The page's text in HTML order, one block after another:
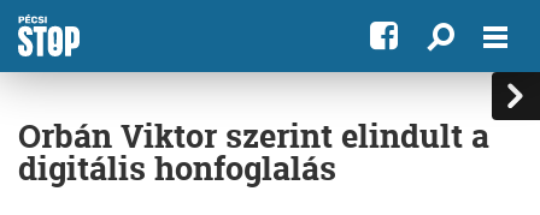
Orbán Viktor szerint elindult a
digitális honfoglalás